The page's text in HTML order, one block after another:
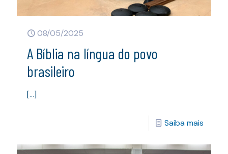
08/05/2025
A Bíblia na língua do povo
brasileiro
[…]
Saiba mais